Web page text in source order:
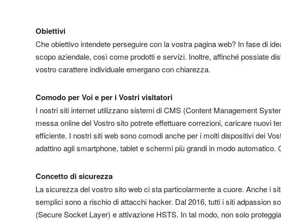
Obiettivi
Che obiettivo intendete perseguire con la vostra pagina web? In fase di
scopo aziendale, così come prodotti e servizi. Inoltre, affinché possiate
vostro carattere individuale emergano con chiarezza.
Comodo per Voi e per i Vostri visitatori
I nostri siti internet utilizzano sistemi di CMS (Content Management
messa online del Vostro sito potrete effettuare correzioni, caricare nuovi
efficiente. I nostri siti web sono comodi anche per i molti dispositivi dei
adattino agli smartphone, tablet e schermi più grandi in modo automatico.
Concetto di sicurezza
La sicurezza del vostro sito web ci sta particolarmente a cuore. Anche i
semplici sono a rischio di attacchi hacker. Dal 2016, tutti i siti adpassion
(Secure Socket Layer) e attivazione HSTS. In tal modo, non solo